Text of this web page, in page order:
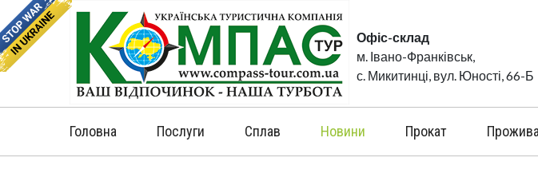
Офіс-склад
м. Івано-Франківськ,
с. Микитинці, вул. Юності, 66-Б
Головна Послуги Сплав Новини Прокат